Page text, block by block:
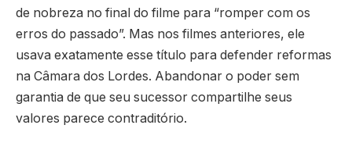
de nobreza no final do filme para “romper com os
erros do passado”. Mas nos filmes anteriores, ele
usava exatamente esse título para defender reformas
na Câmara dos Lordes. Abandonar o poder sem
garantia de que seu sucessor compartilhe seus
valores parece contraditório.